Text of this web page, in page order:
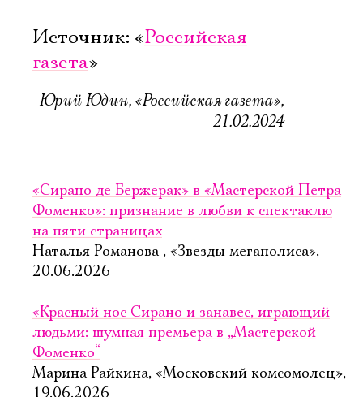
Источник: «Российская
газета»
Юрий Юдин, «Российская газета»,
21.02.2024
«Сирано де Бержерак» в «Мастерской Петра
Фоменко»: признание в любви к спектаклю
на пяти страницах
Наталья Романова , «Звезды мегаполиса»,
20.06.2026
«Красный нос Сирано и занавес, играющий
людьми: шумная премьера в „Мастерской
Фоменко“
Марина Райкина, «Московский комсомолец»,